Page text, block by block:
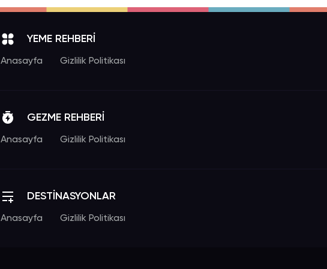
YEME REHBERİ
Anasayfa Gizlilik Politikası
GEZME REHBERİ
Anasayfa Gizlilik Politikası
DESTİNASYONLAR
Anasayfa Gizlilik Politikası